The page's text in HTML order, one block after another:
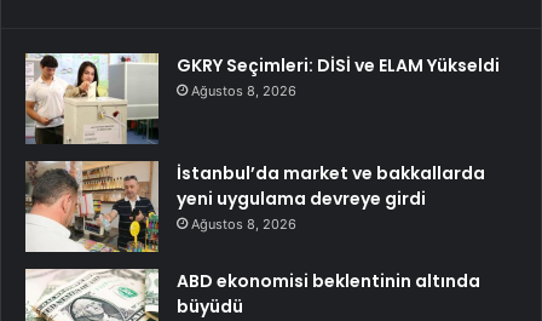
GKRY Seçimleri: DİSİ ve ELAM Yükseldi
Ağustos 8, 2026
İstanbul’da market ve bakkallarda
yeni uygulama devreye girdi
Ağustos 8, 2026
ABD ekonomisi beklentinin altında
büyüdü